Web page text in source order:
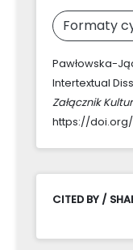
Formaty
Pawłowska-
Intertextual
Załącznik
https://doi.org/
CITED BY /